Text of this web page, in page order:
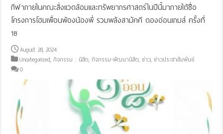
กีฬาภายในคณะสิ่งแวดล้อมและทรัพยากรศาสตร์ในปีนี้มาภายใต้ชื่อ
โครงการโฮมเพื่อนพ้องน้องพี่ รวมพลังสามัคคี ตองอ่อนเกมส์ ครั้งที่
18
August 28, 2024
Uncategorized,กิจกรรม : นิสิต,กิจกรรม-พัฒนานิสิต,ข่าว,ข่าวประชาสัมพันธ์
0